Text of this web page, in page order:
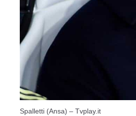
Spalletti (Ansa) – Tvplay.it